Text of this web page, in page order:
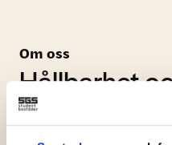
Om oss
Hållbarhet
innovation i